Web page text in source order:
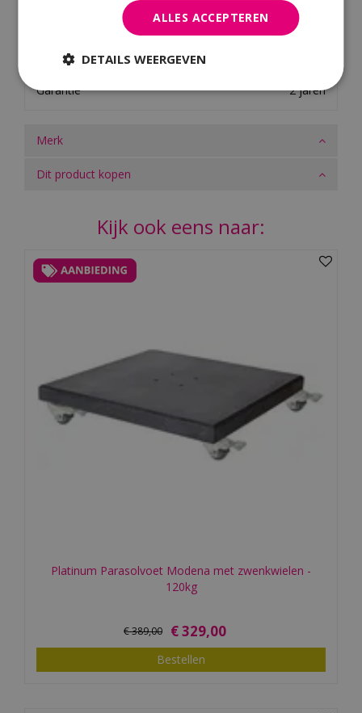
58 centimeter
45 centimeter
Materiaal
Garantie
2 jaren
Merk
Dit product kopen
Kijk ook eens naar:
Platinum Parasolvoet Modena met zwenkwielen -
120kg
€389,00 €329,00
Bestellen
ALLES ACCEPTEREN
DETAILS WEERGEVEN